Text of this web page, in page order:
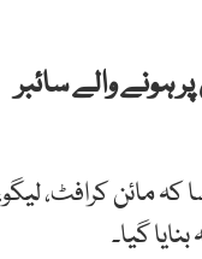
ماہی میں بچوں پر ہونے والے سائبر
مائن کرافٹ،
گیا۔